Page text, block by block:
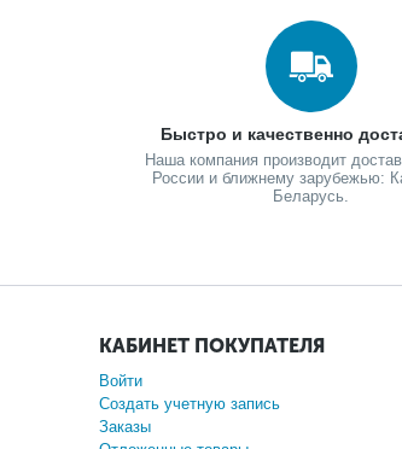
Быстро и качественно
Наша компания производит
России и ближнему зарубежью:
Беларусь.
КАБИНЕТ ПОКУПАТЕЛЯ
Войти
Создать учетную запись
Заказы